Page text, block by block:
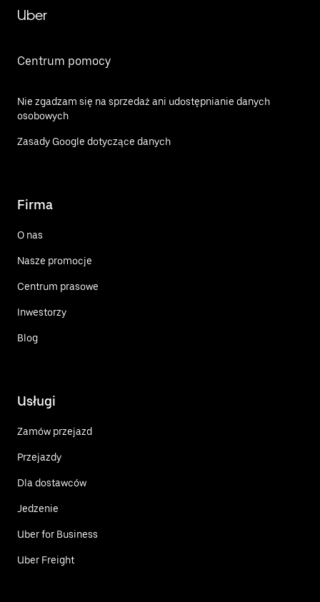
Uber
Centrum pomocy
Nie zgadzam się na sprzedaż ani udostępnianie danych
osobowych
Zasady Google dotyczące danych
Firma
O nas
Nasze promocje
Centrum prasowe
Inwestorzy
Blog
Usługi
Zamów przejazd
Przejazdy
Dla dostawców
Jedzenie
Uber for Business
Uber Freight